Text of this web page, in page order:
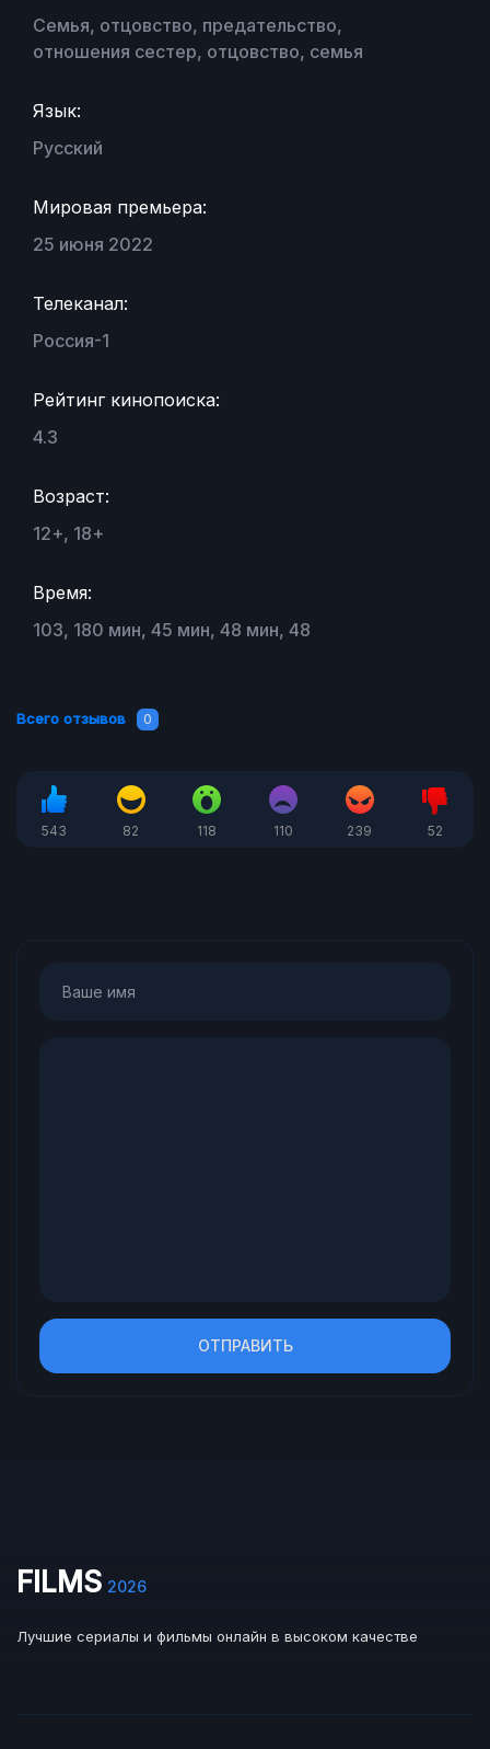
Семья, отцовство, предательство,
отношения сестер, отцовство, семья
Язык:
Русский
Мировая премьера:
25 июня 2022
Телеканал:
Россия-1
Рейтинг кинопоиска:
4.3
Возраст:
12+, 18+
Время:
103, 180 мин, 45 мин, 48 мин, 48
Всего отзывов 0
543 82 118 110 239 52
ОТПРАВИТЬ
FILMS 2026
Лучшие сериалы и фильмы онлайн в высоком качестве